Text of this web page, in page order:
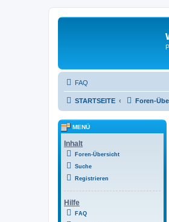
FAQ
STARTSEITE Foren-
MENÜ
Inhalt
Foren-Übersicht
Suche
Registrieren
Hilfe
FAQ